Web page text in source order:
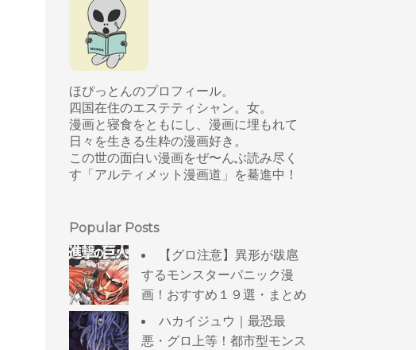
ほぴっとんのプロフィール。
四国在住のエステティシャン。女。
漫画と寝食をともにし、漫画に埋もれて
日々を生きる生粋の漫画好き。
この世の面白い漫画をぜ〜んぶ読み尽く
す「アルティメット漫画道」を驀進中！
Popular Posts
【グロ注意】異形が跋扈
するモンスターパニック漫
画！おすすめ１９選・まとめ
ハカイジュウ｜最恐最
悪・グロ上等！都市型モンス